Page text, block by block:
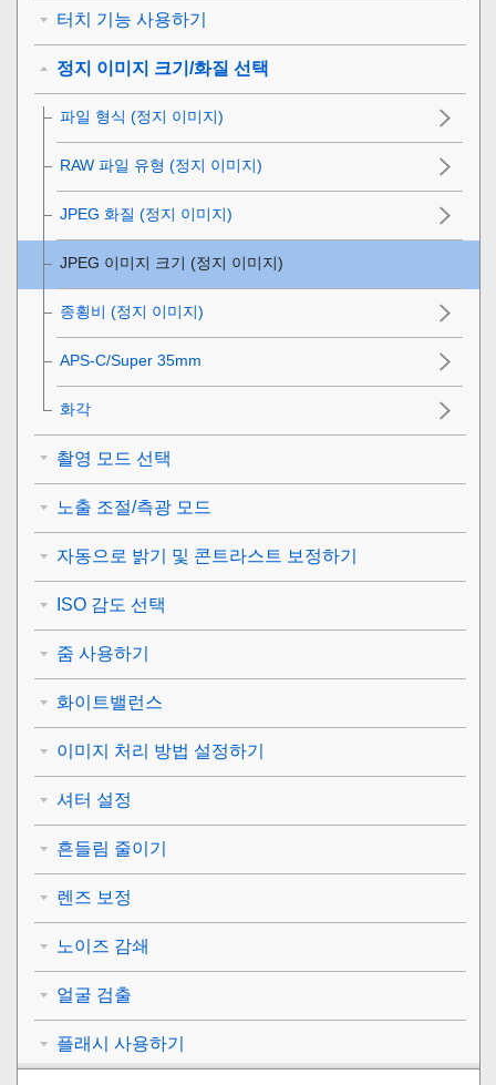
터치 기능 사용하기
정지 이미지 크기/화질 선택
파일 형식 (정지 이미지)
RAW 파일 유형 (정지 이미지)
JPEG 화질 (정지 이미지)
JPEG 이미지 크기 (정지 이미지)
종횡비 (정지 이미지)
APS-C/Super 35mm
화각
촬영 모드 선택
노출 조절/측광 모드
자동으로 밝기 및 콘트라스트 보정하기
ISO 감도 선택
줌 사용하기
화이트밸런스
이미지 처리 방법 설정하기
셔터 설정
흔들림 줄이기
렌즈 보정
노이즈 감쇄
얼굴 검출
플래시 사용하기